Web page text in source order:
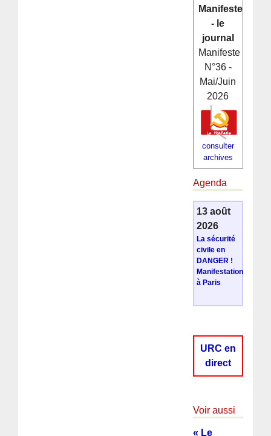
Manifeste
- le
journal
Manifeste
N°36 -
Mai/Juin
2026
consulter
archives
Agenda
13 août
2026
La sécurité
civile en
DANGER !
Manifestation
à Paris
URC en
direct
Voir aussi
« Le